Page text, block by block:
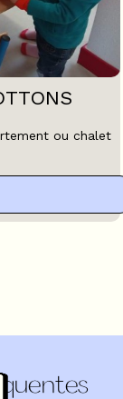
ou chalet